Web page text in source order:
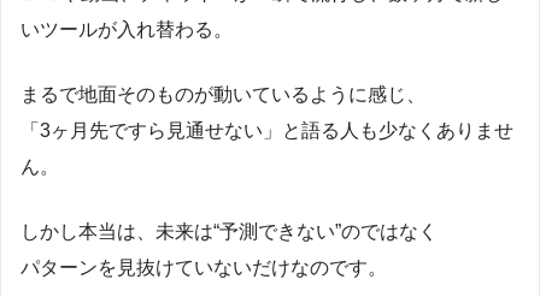
いツールが入れ替わる。
まるで地面そのものが動いているように感じ、
「3ヶ月先ですら見通せない」と語る人も少なくありませ
ん。
しかし本当は、未来は“予測できない”のではなく
パターンを見抜けていないだけなのです。